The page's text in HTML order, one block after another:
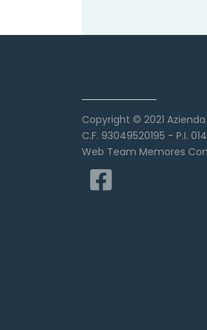
Copyright © 2021
C.F. 93049520195 - P.I.
Web Team Memores